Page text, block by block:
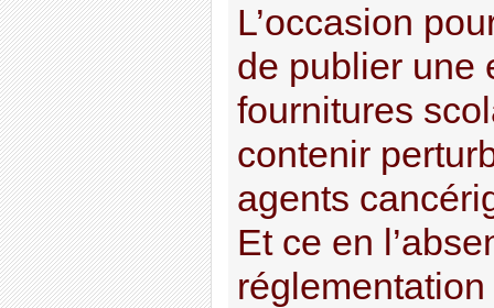
L’occasion
de publier une
fournitures
contenir
agents
Et ce en